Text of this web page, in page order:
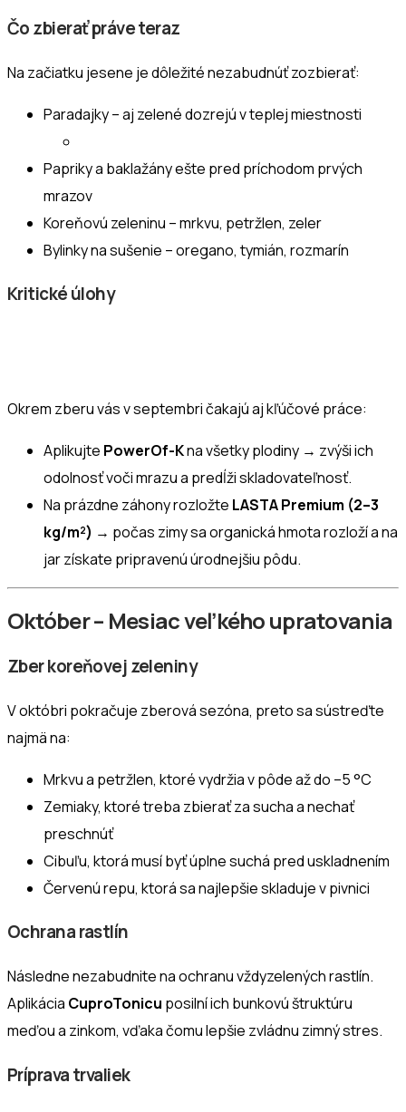
Čo zbierať práve teraz
Na začiatku jesene je dôležité nezabudnúť zozbierať:
Paradajky – aj zelené dozrejú v teplej miestnosti
Papriky a baklažány ešte pred príchodom prvých
mrazov
Koreňovú zeleninu – mrkvu, petržlen, zeler
Bylinky na sušenie – oregano, tymián, rozmarín
Kritické úlohy
Okrem zberu vás v septembri čakajú aj kľúčové práce:
Aplikujte PowerOf-Kna všetky plodiny → zvýši ich
odolnosť voči mrazu a predĺži skladovateľnosť.
Na prázdne záhony rozložte LASTA Premium (2–3
kg/m²) → počas zimy sa organická hmota rozloží a na
jar získate pripravenú úrodnejšiu pôdu.
Október – Mesiac veľkého upratovania
Zber koreňovej zeleniny
V októbri pokračuje zberová sezóna, preto sa sústreďte
najmä na:
Mrkvu a petržlen, ktoré vydržia v pôde až do –5 °C
Zemiaky, ktoré treba zbierať za sucha a nechať
preschnúť
Cibuľu, ktorá musí byť úplne suchá pred uskladnením
Červenú repu, ktorá sa najlepšie skladuje v pivnici
Ochrana rastlín
Následne nezabudnite na ochranu vždyzelených rastlín.
Aplikácia CuproTonicu posilní ich bunkovú štruktúru
meďou a zinkom, vďaka čomu lepšie zvládnu zimný stres.
Príprava trvaliek